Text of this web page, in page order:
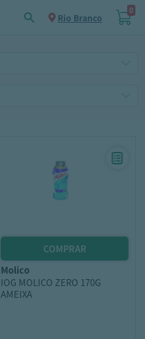
Rio Branco
0
molico
IOG MOLICO ZERO 170G
AMEIXA